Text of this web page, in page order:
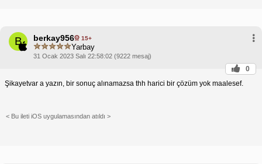
B berkay956 15+
Yarbay
31 Ocak 2023 Salı 22:58:02 (9222 mesaj)
0
Şikayetvar a yazın, bir sonuç alınamazsa thh harici bir çözüm yok maalesef.
< Bu ileti iOS uygulamasından atıldı >